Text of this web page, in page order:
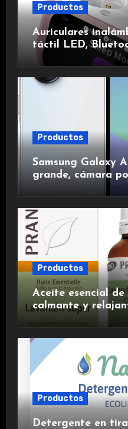
Productos
Auriculares
táctil LED,
de ruido,
Productos
Samsung Galaxy
grande, cámara
duradera y carga
Productos
Aceite esencial
calmante y
Productos
Detergente en